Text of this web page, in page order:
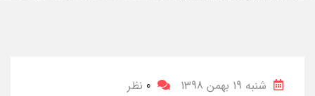
شنبه 19 بهمن 1398 0 نظر